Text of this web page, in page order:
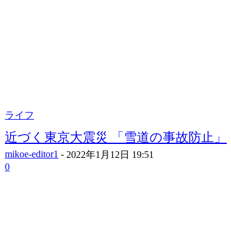
ライフ
近づく東京大震災 「雪道の事故防止」
mikoe-editor1 - 2022年1月12日 19:51
0